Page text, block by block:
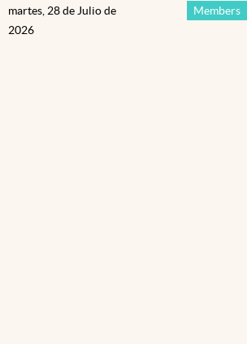
Members
martes, 28 de Julio de
2026